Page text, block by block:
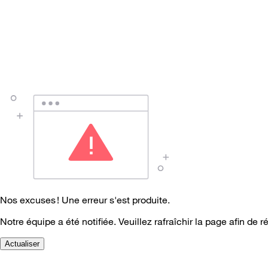
Nos excuses ! Une erreur s'est produite.
Notre équipe a été notifiée. Veuillez rafraîchir la page afin de
Actualiser